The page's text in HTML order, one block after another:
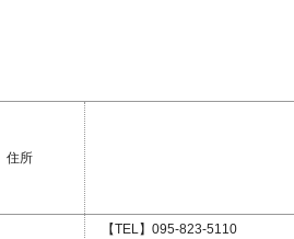
住所
【TEL】095-823-5110